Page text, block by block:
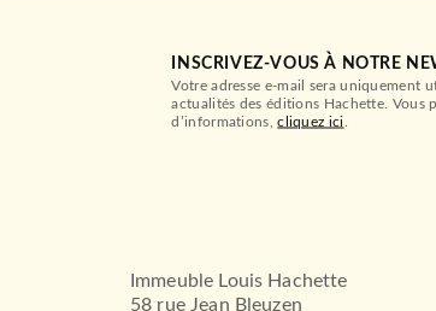
INSCRIVEZ-VOUS À NOTRE
Votre adresse e-mail sera uniquement
actualités des éditions Hachette. Vous
d’informations,cliquez ici
Immeuble Louis Hachette
58 rue Jean Bleuzen